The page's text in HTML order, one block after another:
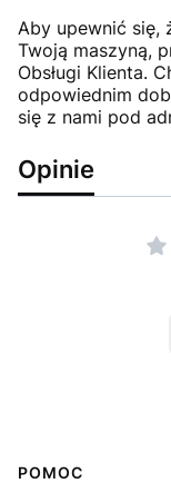
Aby upewnić się,
Twoją maszyną,
Obsługi Klienta.
odpowiednim
się z nami pod
Opinie
Linki w stopce
POMOC